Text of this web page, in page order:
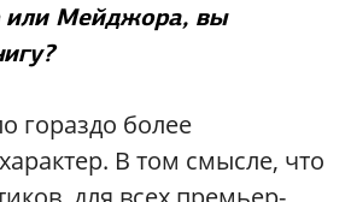
или Мейджора, вы
гораздо более
В том смысле, что